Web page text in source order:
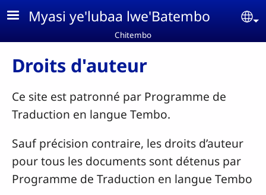
Aller au contenu principal
Myasi ye'lubaa lwe'Batembo
Chitembo
Droits d'auteur
Ce site est patronné par Programme de
Traduction en langue Tembo.
Sauf précision contraire, les droits d’auteur
pour tous les documents sont détenus par
Programme de Traduction en langue Tembo